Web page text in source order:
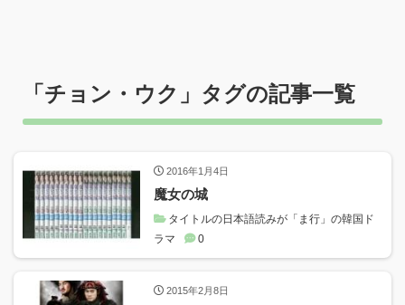
「チョン・ウク 」タグの記事一覧
2016年1月4日
魔女の城
タイトルの日本語読みが「ま行」の韓国ド
ラマ
0
2015年2月8日